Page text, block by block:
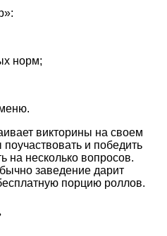
норм;
викторины на своем
и победить
на несколько вопросов.
заведение дарит
порцию роллов.